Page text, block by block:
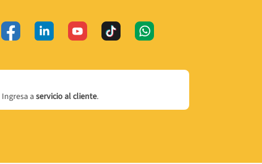
aservicio al cliente.